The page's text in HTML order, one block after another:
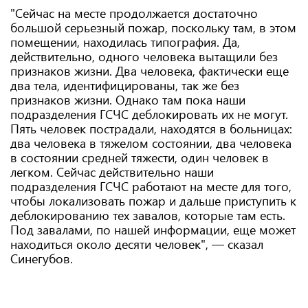
"Сейчас на месте продолжается достаточно
большой серьезный пожар, поскольку там, в этом
помещении, находилась типография. Да,
действительно, одного человека вытащили без
признаков жизни. Два человека, фактически еще
два тела, идентифицированы, так же без
признаков жизни. Однако там пока наши
подразделения ГСЧС деблокировать их не могут.
Пять человек пострадали, находятся в больницах:
два человека в тяжелом состоянии, два человека
в состоянии средней тяжести, один человек в
легком. Сейчас действительно наши
подразделения ГСЧС работают на месте для того,
чтобы локализовать пожар и дальше приступить к
деблокированию тех завалов, которые там есть.
Под завалами, по нашей информации, еще может
находиться около десяти человек", — сказал
Синегубов.